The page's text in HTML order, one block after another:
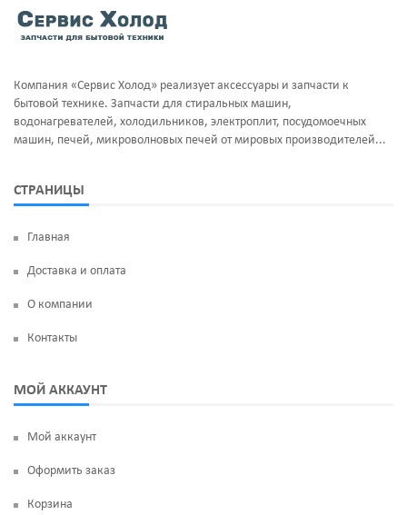
Тэны и нагреватели
Фильтра клапан шредора
Ручка люка
Суппорт и фланцы барабана
Термодатчики
УБЛ
Манжеты люка
Компания «Сервис Холод» реализует аксессуары и запчасти к
бытовой технике. Запчасти для стиральных машин,
водонагревателей, холодильников, электроплит, посудомоечных
машин, печей, микроволновых печей от мировых производителей...
СТРАНИЦЫ
Главная
Доставка и оплата
О компании
Контакты
МОЙ АККАУНТ
Мой аккаунт
Оформить заказ
Корзина